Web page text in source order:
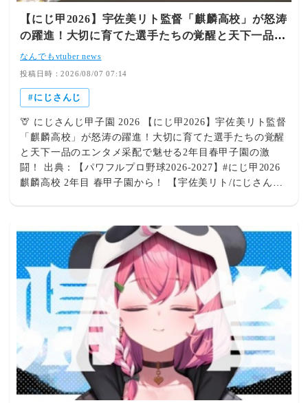
め尽くされました。まさに『ギラギラホスト高校』のエー
スとしての誇りと意地を見せつけた名シーン！投手陣の軸
が揺るぎないものとなり、本戦勝利への道筋が一段と鮮明
になりましたね！💪✨ リスナーの日常すら変える！？「栄
冠ナイン」がもたらす最高の活力 今回の熱狂的な配信を
受けて、リスナーからは熱い声援や共感の声が殺到してい
ます！ 「ここにきて奪三振覚えたの偉過ぎィィィ！！流
石ギラホスのエース！！」 「ふわっちの栄冠配信が毎日
楽しみすぎて、仕事終わってから配信までに飯もお風呂も
済ませるぞーって生活モチベ爆上がりしてます！」 「覚
醒イベ来たり練習試合引けたりいい風が吹いてるから、こ
のまま青特も勝利も引き寄せてほしい！」 不破湊監督の
ナーの毎日のモチベーションや生活リズムを支える大爆発
終わらせて配信に備えるファンが続出するのも納得の面白
さです👍🔥 Editor's View 土壇場での「奪三振」習得は、
画面の前で思わず声を上げてしまうほどの胸熱展開でし
た！栄冠ナインというドラマを生み出すゲームの中で、こ
こまで完璧なタイミングで結果を引き寄せる不破湊監督の
勝負強さと魅せ方には脱帽するばかりです。 覚醒イベン
トや練習試合の引きなど、文字通り「ギラギラホスト高
校」に追い風が吹き荒れているのを感じます。この勢いの
まま青特をどんどん積み上げて、本戦の舞台で最高の輝き
を放つ姿を一ファンとして最後まで全力で応援していきた
いですね！夏の本番が本当に待ち遠しいです！ 関連記事
【にじ甲2026】宇佐美リト監督「麒麟高校」が怒涛
の躍進！大切に育てた選手たちの覚醒と天下一品の
エンタメ采配で魅せる2年目春甲子園の激闘！
なんでもvtuber news
投稿日時：2026/08/07 07:14
にじさんじ
🦒 にじさんじ甲子園 2026 【にじ甲2026】宇佐美リト監督
「麒麟高校」が怒涛の躍進！大切に育てた選手たちの覚醒
と天下一品のエンタメ采配で魅せる2年目春甲子園の激
闘！ 出典：【パワフルプロ野球2026-2027】#にじ甲2026
麒麟高校 2年目 春甲子園から！ 【宇佐美リト/にじさん
続ける宇佐美リト監督率いる「麒麟高校」！2年目春の甲
子園大会を迎えた今回は、手塩にかけて育て上げてきた主
力選手たちの眩しい躍進と、難局すら笑いに変える監督の
エンタメあふれる熱血采配が大きな見どころとなりまし
た。 ⚾ 努力が実った選手たちの躍動と劇的な試合展開 い
よいよ開幕した2年目の春の甲子園 。チームの柱として成
長を遂げた選手たちが次々と圧倒的なパフォーマンスを披
露しました。弾道アイテムの戦略的投与や丁寧なコンバー
ト策が結実し、主軸打者たちによる痛快な一撃や勝負所で
の粘り強さが炸裂！ 育成にはどうしても運の要素が絡む
ものの、予期せぬトラブルや上振れ・下振れも含めてリス
ナーを楽しませる最高のエンターテインメントに昇華させ